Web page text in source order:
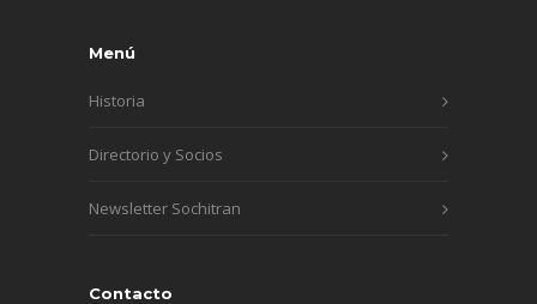
Menú
Historia
Directorio y Socios
Newsletter Sochitran
Contacto